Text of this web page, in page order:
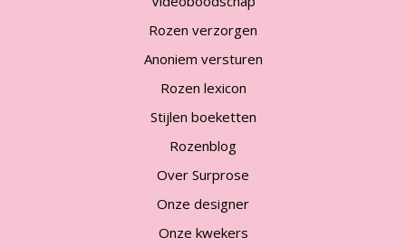
Rozen verzorgen
Anoniem versturen
Rozen lexicon
Stijlen boeketten
Rozenblog
Over Surprose
Onze designer
Onze kwekers